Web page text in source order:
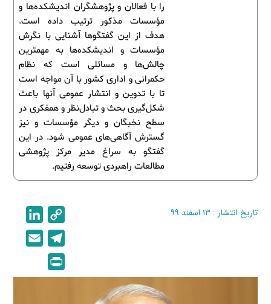
را با فعالان و پژوهشگران اندیشکده‌ها و
مؤسسات مذکور ترتیب داده است.
هدف از این گفتگوها آشنایی با نگرش
مؤسسات و اندیشکده‌ها به مهمترین
چالش‌ها و مسائلی است که نظام
حکمرانی و اداری کشور با آن مواجه است
تا با تدوین و انتشار عمومی آنها باعث
شکل‌گیری بحث و تبادل‌نظر و همفکری در
سطح نخبگان و دیگر مؤسسات و نیز
گسترش آگاهی‌های عمومی شود. در این
گفتگو به سراغ مدیر مرکز پژوهشی
مطالعات راهبردی توسعه رفتیم.
تاریخ انتشار : ۱۳ اسفند ۹۹
o
p
y
L
i
n
e
e
l
r